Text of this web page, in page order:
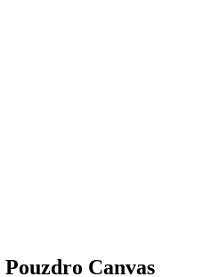
Pouzdro Canvas